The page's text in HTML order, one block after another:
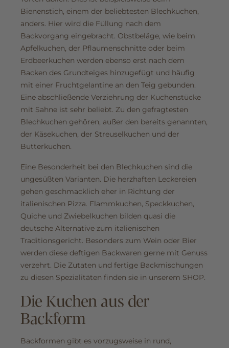
Bienenstich, einem der beliebtesten Blechkuchen,
anders. Hier wird die Füllung nach dem
Backvorgang eingebracht. Obstbeläge, wie beim
Apfelkuchen, der Pflaumenschnitte oder beim
Erdbeerkuchen werden ebenso erst nach dem
Backen des Grundteiges hinzugefügt und häufig
mit einer Fruchtgelantine an den Teig gebunden.
Eine abschließende Verziehrung der Kuchenstücke
mit Sahne ist sehr beliebt. Zu den gefragtesten
Blechkuchen gehören, außer den bereits genannten,
der Käsekuchen, der Streuselkuchen und der
Butterkuchen.
Eine Besonderheit bei den Blechkuchen sind die
ungesüßten Varianten. Die herzhaften Leckereien
gehen geschmacklich eher in Richtung der
italienischen Pizza. Flammkuchen, Speckkuchen,
Quiche und Zwiebelkuchen bilden quasi die
deutsche Alternative zum italienischen
Traditionsgericht. Besonders zum Wein oder Bier
werden diese deftigen Backwaren gerne mit Genuss
verzehrt. Die Zutaten und fertige Backmischungen
zu diesen Spezialitäten finden sie in unserem SHOP.
Die Kuchen aus der
Backform
Backformen gibt es vorzugsweise in rund,